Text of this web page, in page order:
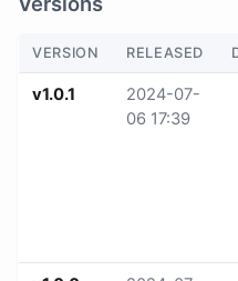
VERSION RELEASED
v1.0.1
2024-07-
06 17:39